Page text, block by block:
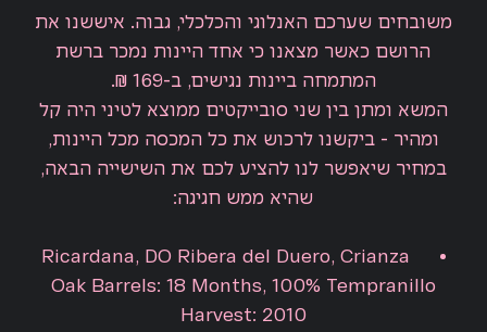
משובחים שערכם האנלוגי והכלכלי, גבוה. איששנו את
הרושם כאשר מצאנו כי אחד היינות נמכר ברשת
המתמחה ביינות נגישים, ב-169 ₪.
המשא ומתן בין שני סובייקטים ממוצא לטיני היה קל
ומהיר - ביקשנו לרכוש את כל המכסה מכל היינות,
במחיר שיאפשר לנו להציע לכם את השישייה הבאה,
שהיא ממש חגיגה:
Ricardana, DO Ribera del Duero, Crianza
Oak Barrels: 18 Months, 100% Tempranillo
Harvest: 2010